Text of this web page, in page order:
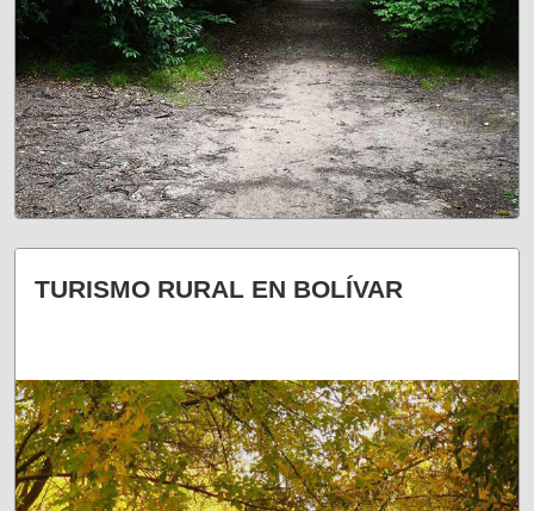
UN PLAN DIFERENTE
TURISMO RURAL EN BOLÍVAR